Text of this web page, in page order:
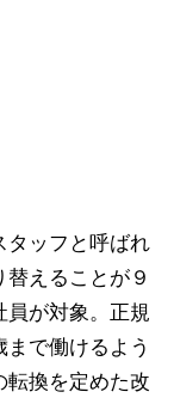
タッフと呼ばれ
えることが９
員が対象。正規
で働けるよう
転換を定めた改